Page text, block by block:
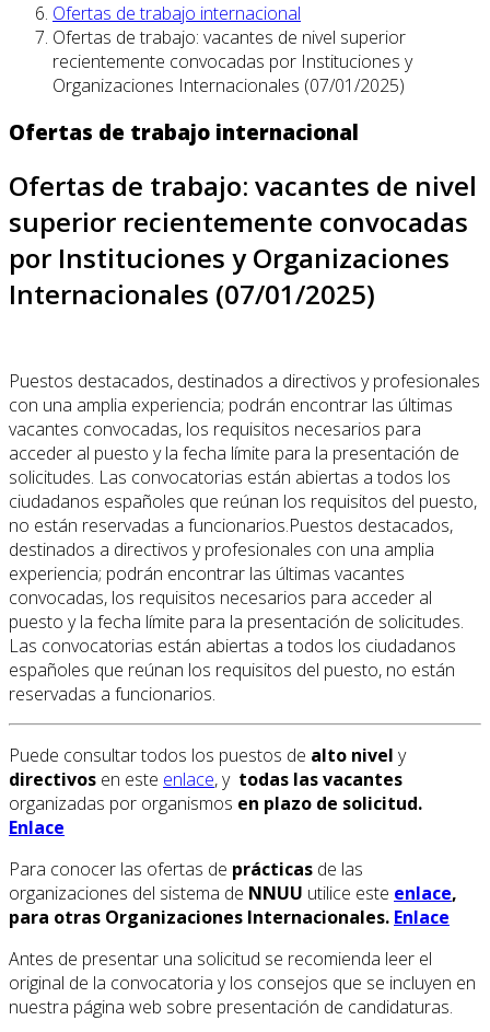
Ofertas de trabajo internacional
Ofertas de trabajo: vacantes de nivel superior
recientemente convocadas por Instituciones y
Organizaciones Internacionales (07/01/2025)
Ofertas de trabajo internacional
Ofertas de trabajo: vacantes de nivel
superior recientemente convocadas
por Instituciones y Organizaciones
Internacionales (07/01/2025)
Puestos destacados, destinados a directivos y profesionales
con una amplia experiencia; podrán encontrar las últimas
vacantes convocadas, los requisitos necesarios para
acceder al puesto y la fecha límite para la presentación de
solicitudes. Las convocatorias están abiertas a todos los
ciudadanos españoles que reúnan los requisitos del puesto,
no están reservadas a funcionarios.Puestos destacados,
destinados a directivos y profesionales con una amplia
experiencia; podrán encontrar las últimas vacantes
convocadas, los requisitos necesarios para acceder al
puesto y la fecha límite para la presentación de solicitudes.
Las convocatorias están abiertas a todos los ciudadanos
españoles que reúnan los requisitos del puesto, no están
reservadas a funcionarios.
Puede consultar todos los puestos de alto nivel y
directivos en este enlace, y todas las vacantes
organizadas por organismos en plazo de solicitud.
Enlace
Para conocer las ofertas de prácticas de las
organizaciones del sistema de NNUU utilice este enlace,
para otras Organizaciones Internacionales. Enlace
Antes de presentar una solicitud se recomienda leer el
original de la convocatoria y los consejos que se incluyen en
nuestra página web sobre presentación de candidaturas.